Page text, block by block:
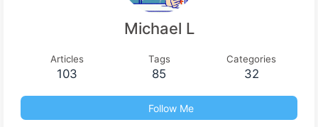
Michael L
Articles
103
Tags
85
Categories
32
Follow Me